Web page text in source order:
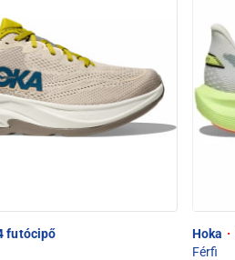
futócipő Hoka ·
Férfi